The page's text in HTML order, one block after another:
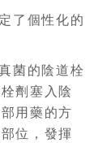
了個性化的
菌的陰道栓
劑塞入陰
用藥的方
位，發揮